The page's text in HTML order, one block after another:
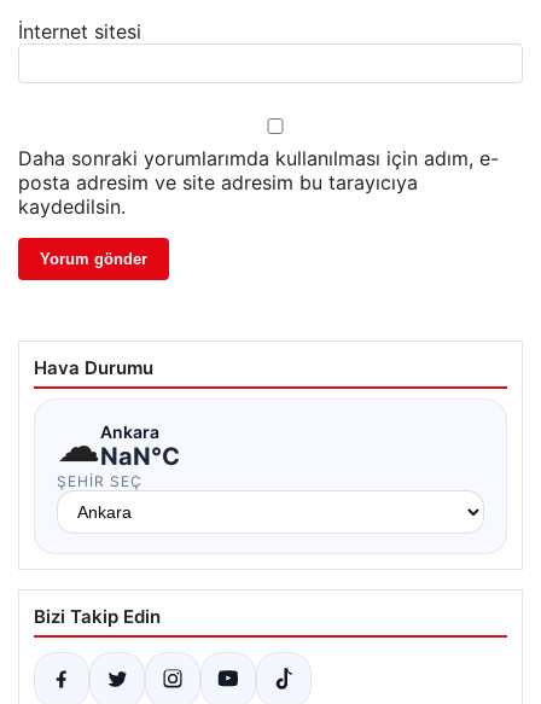
İnternet sitesi
Daha sonraki yorumlarımda kullanılması için adım, e-
posta adresim ve site adresim bu tarayıcıya
kaydedilsin.
Hava Durumu
☁Ankara
NaN°C
ŞEHIR SEÇ
Bizi Takip Edin